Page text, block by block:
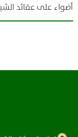
أضواء على عقائد